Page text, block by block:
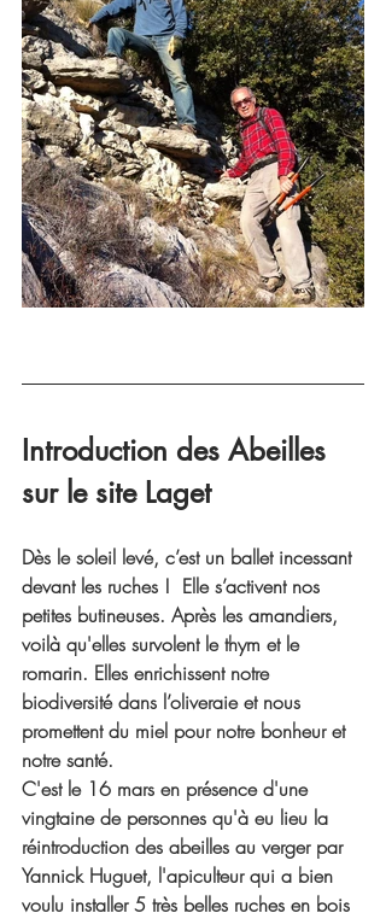
Introduction des Abeilles
sur le site Laget
Dès le soleil levé, c’est un ballet incessant
devant les ruches !  Elle s’activent nos
petites butineuses. Après les amandiers,
voilà qu'elles survolent le thym et le
romarin. Elles enrichissent notre
biodiversité dans l’oliveraie et nous
promettent du miel pour notre bonheur et
notre santé.
C'est le 16 mars en présence d'une
vingtaine de personnes qu'à eu lieu la
réintroduction des abeilles au verger par
Yannick Huguet, l'apiculteur qui a bien
voulu installer 5 très belles ruches en bois